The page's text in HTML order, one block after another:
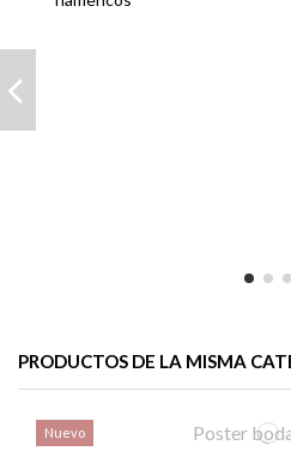
PRODUCTOS DE LA MISMA
Nuevo